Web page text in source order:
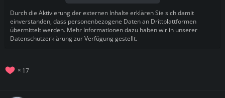
Durch die Aktivierung der externen Inhalte erklären Sie sich damit
einverstanden, dass personenbezogene Daten an Drittplattformen
übermittelt werden. Mehr Informationen dazu haben wir in unserer
Datenschutzerklärung zur Verfügung gestellt.
17